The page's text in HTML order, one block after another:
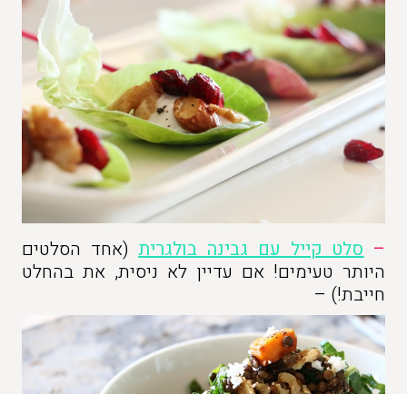
–סלט קייל עם גבינה בולגרית(אחד הסלטים
היותר טעימים! אם עדיין לא ניסית, את בהחלט
חייבת!) –